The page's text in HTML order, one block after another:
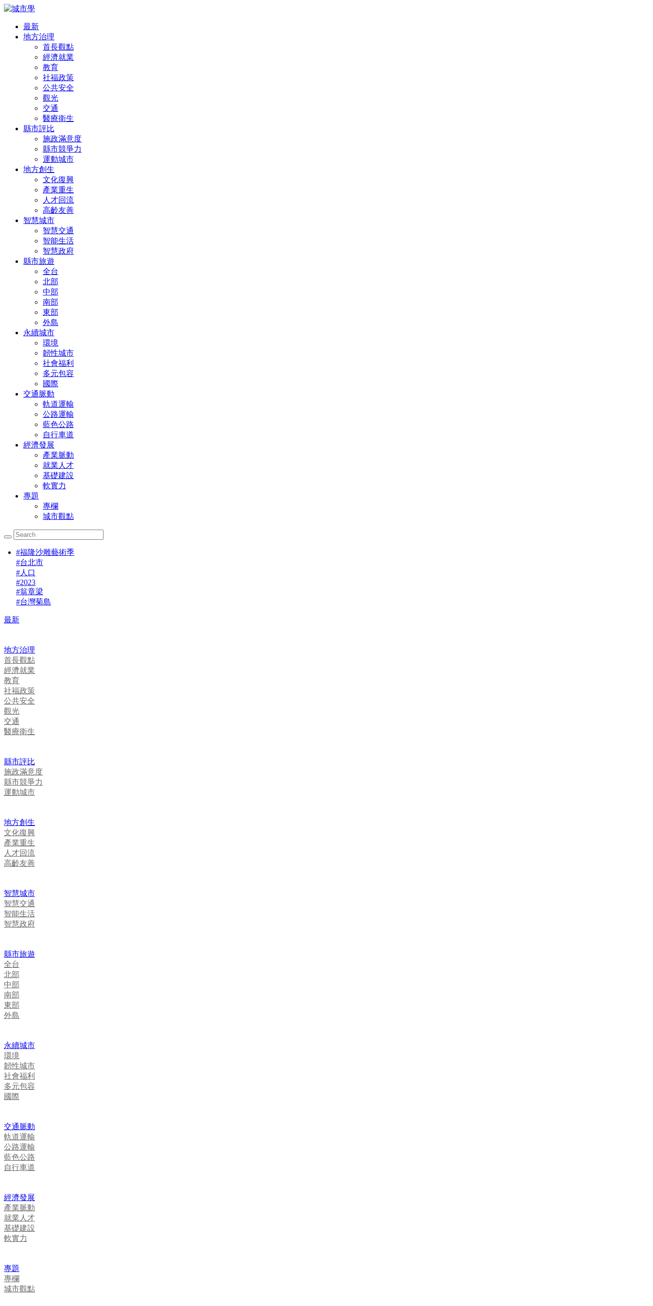
最新
地方治理
首長觀點
經濟就業
教育
社福政策
公共安全
觀光
交通
醫療衛生
縣市評比
施政滿意度
縣市競爭力
運動城市
地方創生
文化復興
產業重生
人才回流
高齡友善
智慧城市
智慧交通
智能生活
智慧政府
縣市旅遊
全台
北部
中部
南部
東部
外島
永續城市
環境
韌性城市
社會福利
多元包容
國際
交通脈動
軌道運輸
公路運輸
藍色公路
自行車道
經濟發展
產業脈動
就業人才
基礎建設
軟實力
專題
專欄
城市觀點
#福隆沙雕藝術季
#台北市
#人口
#2023
#翁章梁
#台灣菊島
最新
地方治理
首長觀點
經濟就業
教育
社福政策
公共安全
觀光
交通
醫療衛生
縣市評比
施政滿意度
縣市競爭力
運動城市
地方創生
文化復興
產業重生
人才回流
高齡友善
智慧城市
智慧交通
智能生活
智慧政府
縣市旅遊
全台
北部
中部
南部
東部
外島
永續城市
環境
韌性城市
社會福利
多元包容
國際
交通脈動
軌道運輸
公路運輸
藍色公路
自行車道
經濟發展
產業脈動
就業人才
基礎建設
軟實力
專題
專欄
城市觀點